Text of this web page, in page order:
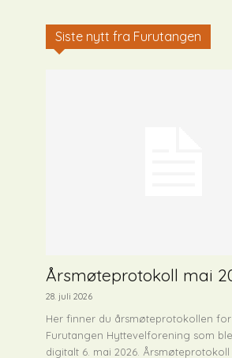
Siste nytt fra Furutangen
Årsmøteprotokoll mai
28. juli 2026
Her finner du årsmøteprotokollen
Furutangen Hyttevelforening som
digitalt 6. mai 2026. Årsmøteprotokoll